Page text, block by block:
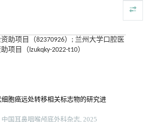
助项目（82370926）; 兰州大学口腔医
项目（lzukqky-2022-t10）